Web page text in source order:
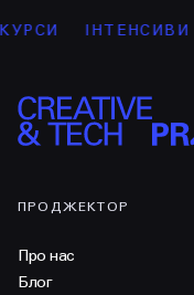
ІНТЕНСИВИ
ПРОДЖЕКТОР
Про нас
Блог